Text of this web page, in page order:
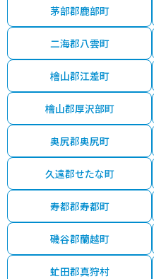
茅部郡鹿部町
二海郡八雲町
檜山郡江差町
檜山郡厚沢部町
奥尻郡奥尻町
久遠郡せたな町
寿都郡寿都町
磯谷郡蘭越町
虻田郡真狩村